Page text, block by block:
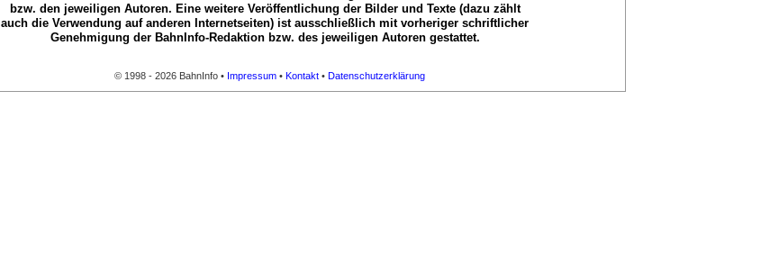
bzw. den jeweiligen Autoren. Eine weitere Veröffentlichung der Bilder und Texte (dazu zählt
auch die Verwendung auf anderen Internetseiten) ist ausschließlich mit vorheriger schriftlicher
Genehmigung der BahnInfo-Redaktion bzw. des jeweiligen Autoren gestattet.
© 1998 - 2026 BahnInfo • Impressum• Kontakt• Datenschutzerklärung